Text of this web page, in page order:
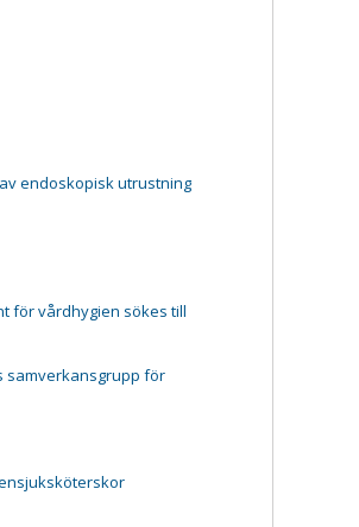
endoskopisk utrustning
för vårdhygien sökes till
samverkansgrupp för